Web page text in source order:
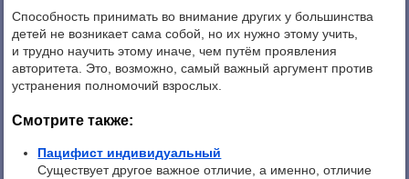
Способность принимать во внимание других у большинства
детей не возникает сама собой, но их нужно этому учить,
и трудно научить этому иначе, чем путём проявления
авторитета. Это, возможно, самый важный аргумент против
устранения полномочий взрослых.
Смотрите также:
Пацифист индивидуальный
Существует другое важное отличие, а именно, отличие